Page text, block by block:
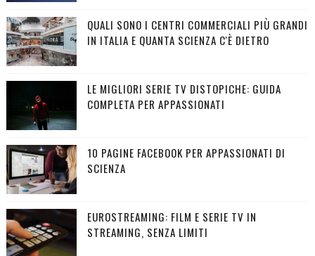
QUALI SONO I CENTRI COMMERCIALI PIÙ GRANDI
IN ITALIA E QUANTA SCIENZA C'È DIETRO
LE MIGLIORI SERIE TV DISTOPICHE: GUIDA
COMPLETA PER APPASSIONATI
10 PAGINE FACEBOOK PER APPASSIONATI DI
SCIENZA
EUROSTREAMING: FILM E SERIE TV IN
STREAMING, SENZA LIMITI